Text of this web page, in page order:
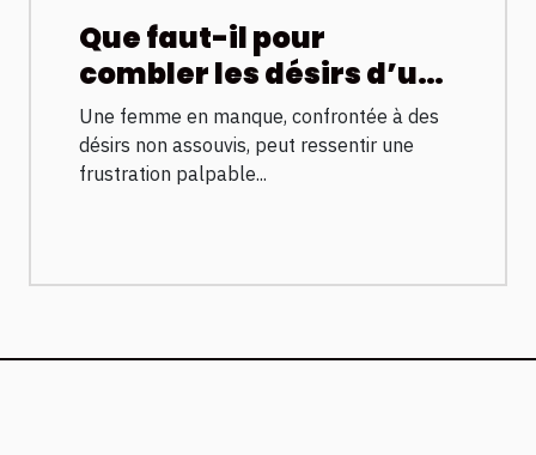
Que faut-il pour
combler les désirs d’une
femme en manque de
sexe?
Une femme en manque, confrontée à des
désirs non assouvis, peut ressentir une
frustration palpable...